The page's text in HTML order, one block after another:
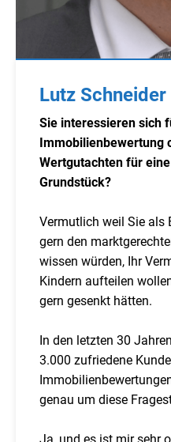
Lutz Schneider
Sie interessieren sich
Immobilienbewertung
Wertgutachten für
Grundstück?
Vermutlich weil Sie als
gern den
wissen würden, Ihr
Kindern aufteilen
gern gesenkt hätten.
In den letzten 30
3.000 zufriedene
genau um diese